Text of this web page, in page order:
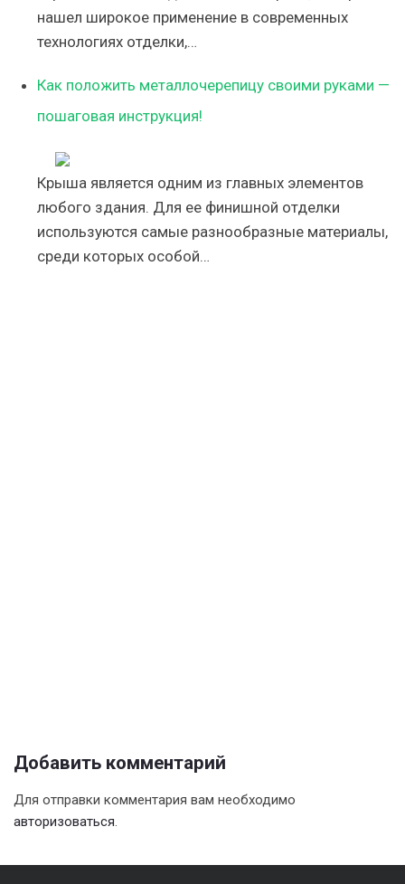
нашел широкое применение в современных
технологиях отделки,…
Как положить металлочерепицу своими руками —
пошаговая инструкция!
Крыша является одним из главных элементов
любого здания. Для ее финишной отделки
используются самые разнообразные материалы,
среди которых особой…
Добавить комментарий
Для отправки комментария вам необходимо
авторизоваться.